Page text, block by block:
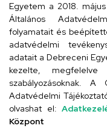
4026
UD
Egyetem a 2018.
Általános
folyamatait és
adatvédelmi
adatait a Debreceni
kezelte,
szabályozásoknak.
Adatvédelmi
olvashat el:
Központ